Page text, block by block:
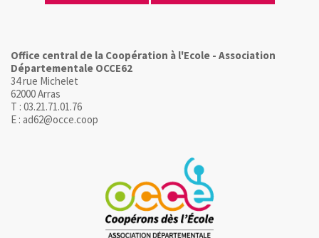
Office central de la Coopération à l'Ecole - Association
Départementale OCCE62
34 rue Michelet
62000 Arras
T : 03.21.71.01.76
E : ad62@occe.coop